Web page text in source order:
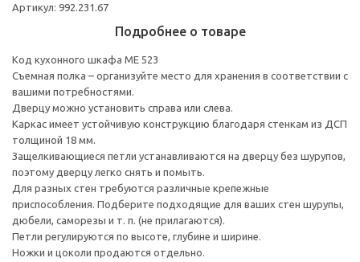
Артикул: 992.231.67
Подробнее о товаре
Код кухонного шкафа ME 523
Съемная полка – организуйте место для хранения в соответствии с
вашими потребностями.
Дверцу можно установить справа или слева.
Каркас имеет устойчивую конструкцию благодаря стенкам из ДСП
толщиной 18 мм.
Защелкивающиеся петли устанавливаются на дверцу без шурупов,
поэтому дверцу легко снять и помыть.
Для разных стен требуются различные крепежные
приспособления. Подберите подходящие для ваших стен шурупы,
дюбели, саморезы и т. п. (не прилагаются).
Петли регулируются по высоте, глубине и ширине.
Ножки и цоколи продаются отдельно.